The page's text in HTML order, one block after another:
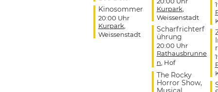
Kinosommer
20:00 Uhr
Kurpark
Weissenstadt
Kurpark
Weissenstadt
Scharfrichterf
ührung
20:00 Uhr
Rathausbrunne
n , Hof
The Rocky
Horror Show,